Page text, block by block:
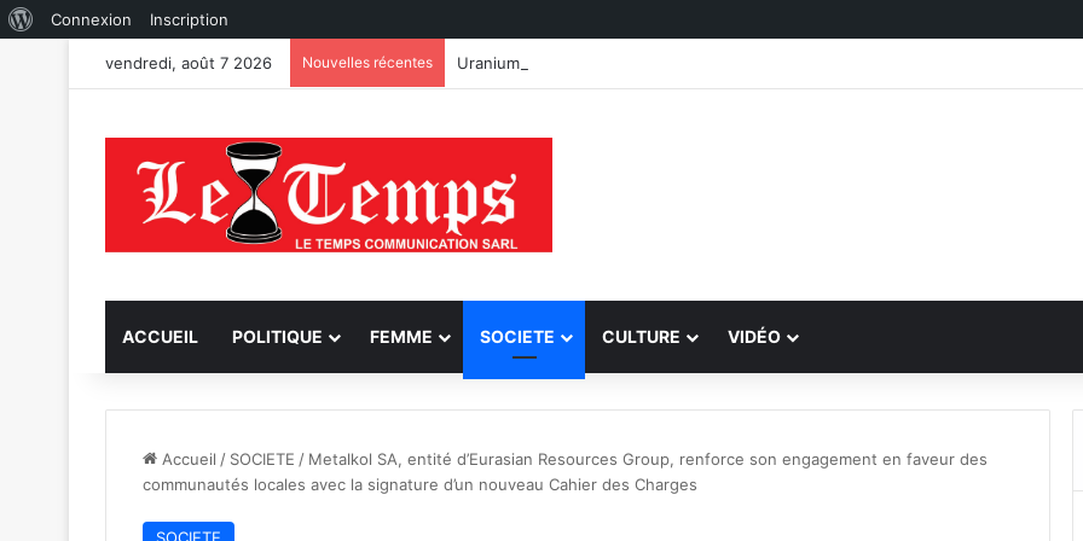
WordPress
Connexion Inscription
vendredi, août 7 2026 Nouvelles récentes
ACCUEIL POLITIQUE FEMME SOCIETE CULTURE VIDÉO
Accueil / SOCIETE / Metalkol SA, entité d’Eurasian Resources Group, renforce son engagement en faveur des
communautés locales avec la signature d’un nouveau Cahier des Charges